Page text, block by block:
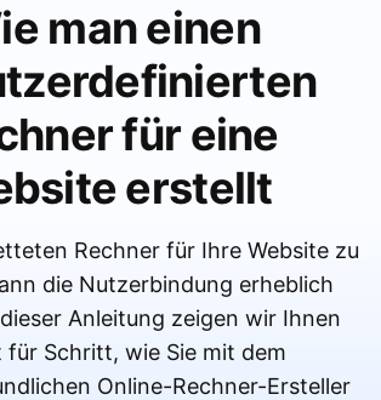
man einen
für eine
erstellt
Rechner für Ihre Website zu
die Nutzerbindung erheblich
Anleitung zeigen wir Ihnen
für Schritt, wie Sie mit dem
Online-Rechner-Ersteller